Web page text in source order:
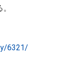
6321/